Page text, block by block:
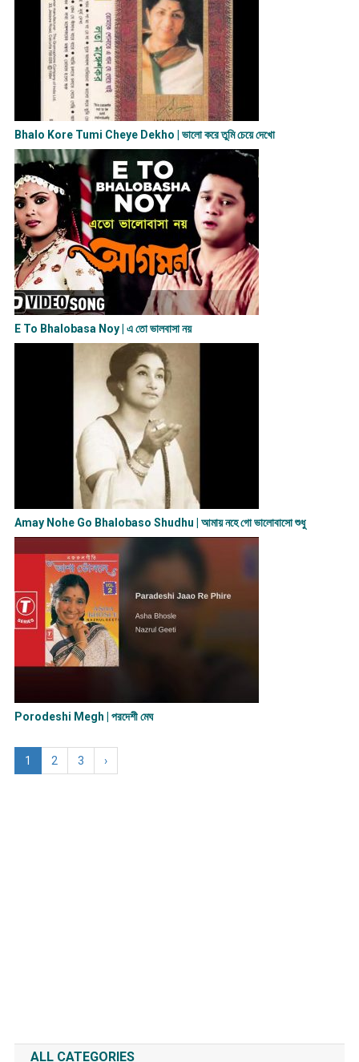
Bhalo Kore Tumi Cheye Dekho | ভালো করে তুমি চেয়ে দেখো
E To Bhalobasa Noy | এ তো ভালবাসা ন​য়
Amay Nohe Go Bhalobaso Shudhu | আমায় নহে গো ভালোবাসো শুধু
Porodeshi Megh | পরদেশী মেঘ
1 2 3 ›
ALL CATEGORIES